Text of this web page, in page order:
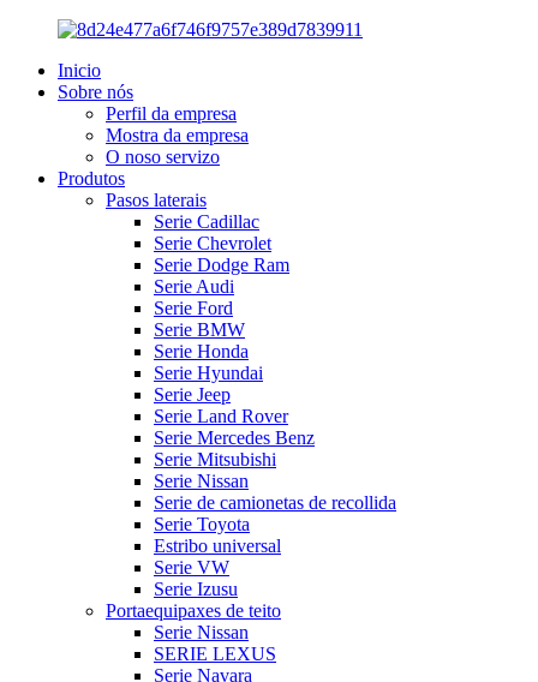
Inicio
Sobre nós
Perfil da empresa
Mostra da empresa
O noso servizo
Produtos
Pasos laterais
Serie Cadillac
Serie Chevrolet
Serie Dodge Ram
Serie Audi
Serie Ford
Serie BMW
Serie Honda
Serie Hyundai
Serie Jeep
Serie Land Rover
Serie Mercedes Benz
Serie Mitsubishi
Serie Nissan
Serie de camionetas de recollida
Serie Toyota
Estribo universal
Serie VW
Serie Izusu
Portaequipaxes de teito
Serie Nissan
SERIE LEXUS
Serie Navara